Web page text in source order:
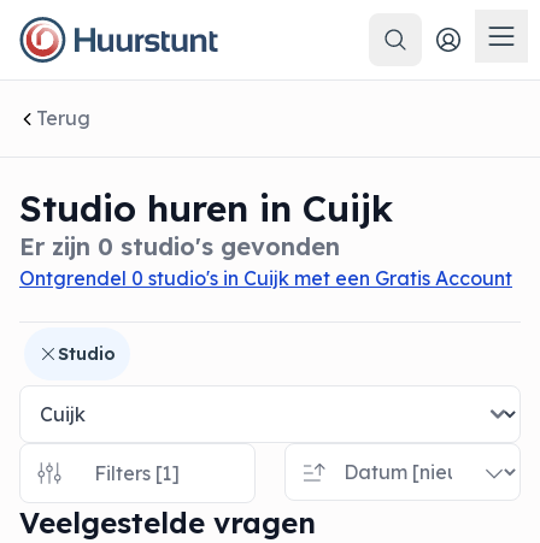
Zoeken
Terug
Studio huren in Cuijk
Er zijn 0 studio's gevonden
Ontgrendel 0 studio's in Cuijk met een Gratis Account
sluiten
Studio
Filters [1]
Veelgestelde vragen